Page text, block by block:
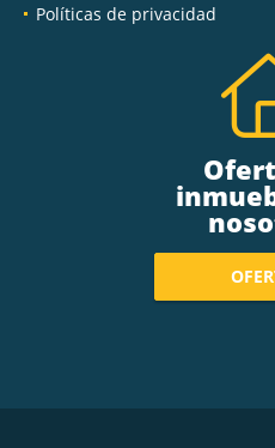
Políticas de privacidad